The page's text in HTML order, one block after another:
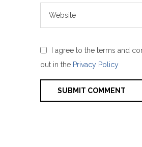
I agree to the terms and
out in the Privacy Policy